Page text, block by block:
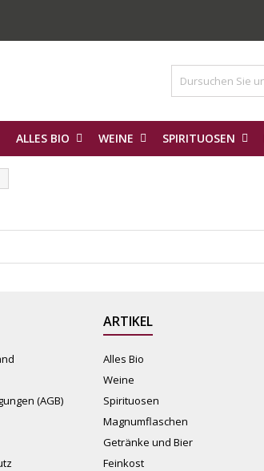
ALLES BIO WEINE SPIRITUOSEN
(AGB)
ARTIKEL
Alles Bio
Weine
Spirituosen
Magnumflaschen
Getränke und Bier
Feinkost